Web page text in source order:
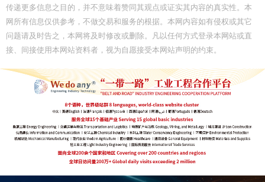
传递更多信息之目的，并不意味着赞同其观点或证实其内容的真实性。本
网所有信息仅供参考，不做交易和服务的根据。本网内容如有侵权或其它
问题请及时告之，本网将及时修改或删除。凡以任何方式登录本网站或直
接、间接使用本网站资料者，视为自愿接受本网站声明的约束。